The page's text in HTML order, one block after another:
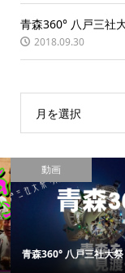
青森360° 八戸三社
2018.09.30
月を選択
動画
青森360° 八戸三社大祭